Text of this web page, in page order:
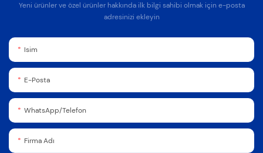
Yeni ürünler ve özel ürünler hakkında ilk bilgi sahibi olmak için e-posta
adresinizi ekleyin
Isim
E-Posta
WhatsApp/Telefon
Firma Adı